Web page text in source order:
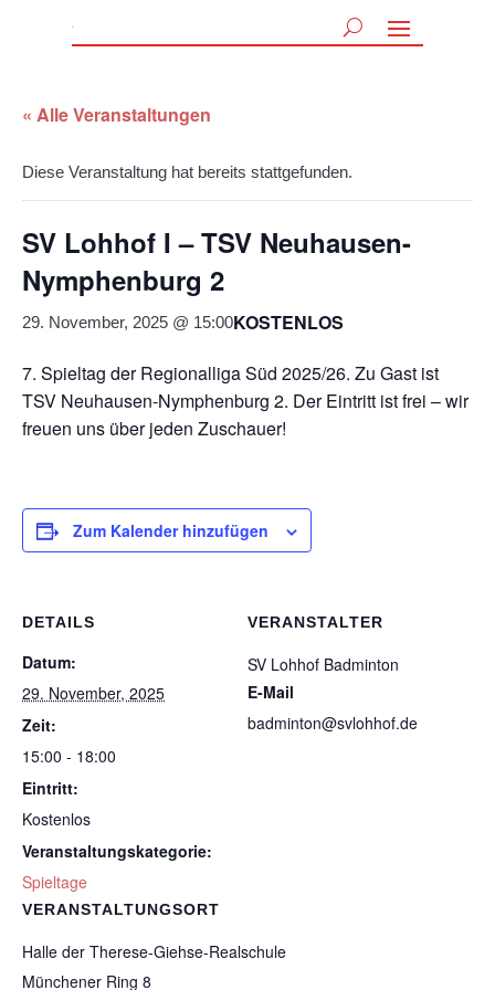
« Alle Veranstaltungen
Diese Veranstaltung hat bereits stattgefunden.
SV Lohhof I – TSV Neuhausen-
Nymphenburg 2
29. November, 2025 @ 15:00KOSTENLOS
7. Spieltag der Regionalliga Süd 2025/26. Zu Gast ist
TSV Neuhausen-Nymphenburg 2. Der Eintritt ist frei – wir
freuen uns über jeden Zuschauer!
Zum Kalender hinzufügen
DETAILS
Datum:
29. November, 2025
Zeit:
15:00 - 18:00
Eintritt:
Kostenlos
Veranstaltungskategorie:
Spieltage
VERANSTALTUNGSORT
Halle der Therese-Giehse-Realschule
Münchener Ring 8
VERANSTALTER
SV Lohhof Badminton
E-Mail
badminton@svlohhof.de